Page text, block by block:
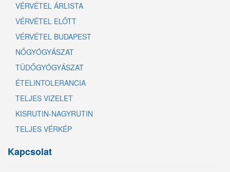
VÉRVÉTEL ÁRLISTA
VÉRVÉTEL ELŐTT
VÉRVÉTEL BUDAPEST
NŐGYÓGYÁSZAT
TÜDŐGYÓGYÁSZAT
ÉTELINTOLERANCIA
TELJES VIZELET
KISRUTIN-NAGYRUTIN
TELJES VÉRKÉP
Kapcsolat